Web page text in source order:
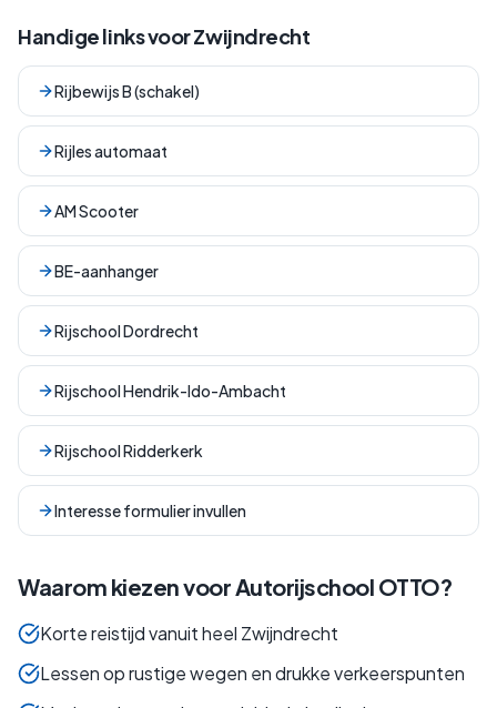
Handige links voorZwijndrecht
Rijbewijs B (schakel)
Rijles automaat
AM Scooter
BE-aanhanger
Rijschool Dordrecht
Rijschool Hendrik-Ido-Ambacht
Rijschool Ridderkerk
Interesse formulier invullen
Waarom kiezen voor Autorijschool OTTO?
Korte reistijd vanuit heel Zwijndrecht
Lessen op rustige wegen en drukke verkeerspunten